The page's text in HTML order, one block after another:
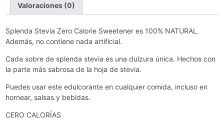
Valoraciones (0)
Splenda Stevia Zero Calorie Sweetener es 100% NATURAL.
Además, no contiene nada artificial.
Cada sobre de splenda stevia es una dulzura única. Hechos con
la parte más sabrosa de la hoja de stevia.
Puedes usar este edulcorante en cualquier comida, incluso en
hornear, salsas y bebidas.
CERO CALORÍAS